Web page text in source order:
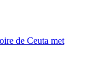
de Ceuta met